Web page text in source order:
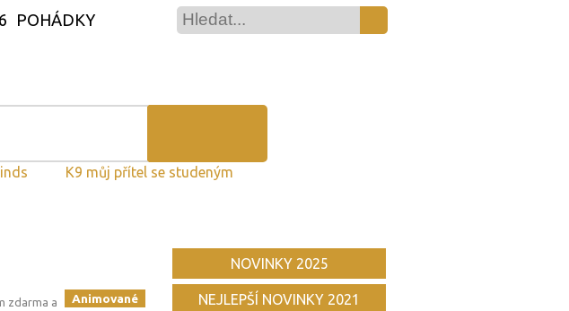
POHÁDKY
K9 můj přítel se studeným
Animované
zdarma a
NOVINKY 2025
NEJLEPŠÍ NOVINKY 2021